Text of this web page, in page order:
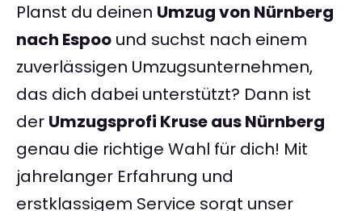
Planst du deinen Umzug von Nürnberg
nach Espoo und suchst nach einem
zuverlässigen Umzugsunternehmen,
das dich dabei unterstützt? Dann ist
der Umzugsprofi Kruse aus Nürnberg
genau die richtige Wahl für dich! Mit
jahrelanger Erfahrung und
erstklassigem Service sorgt unser